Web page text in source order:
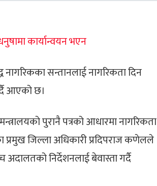
सन्तानलाई नागरिकता दिन
आएको छ।
पुरानै पत्रको आधारमा नागरिकता
जिल्ला अधिकारी प्रदिपराज कणेलले
निर्देशनलाई बेवास्ता गर्दै